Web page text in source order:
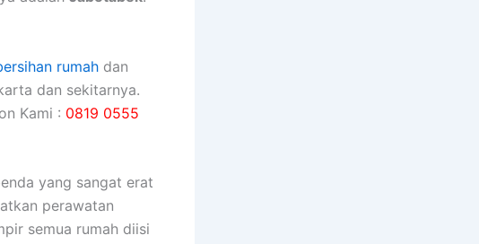
rumah dan
dan sekitarnya.
Kami : 0819 0555
уаng ѕаngаt erat
perawatan
ѕеmuа rumah diisi